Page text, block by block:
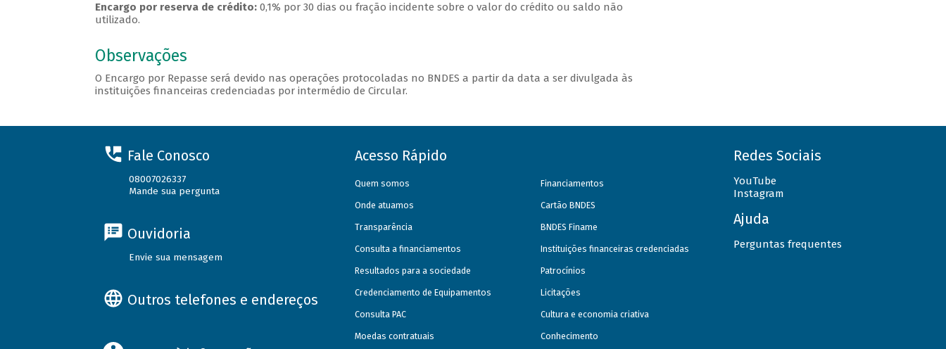
Encargo por reserva de crédito:0,1% por 30 dias ou fração incidente sobre o valor do crédito ou saldo não
utilizado.
Observações
O Encargo por Repasse será devido nas operações protocoladas no BNDES a partir da data a ser divulgada às
instituições financeiras credenciadas por intermédio de Circular.
Fale Conosco
08007026337
Mande sua pergunta
Ouvidoria
Envie sua mensagem
Outros telefones e endereços
Acesso Rápido
Quem somos
Onde atuamos
Transparência
Consulta a financiamentos
Resultados para a sociedade
Credenciamento de Equipamentos
Consulta PAC
Moedas contratuais
Financiamentos
Cartão BNDES
BNDES Finame
Instituições financeiras credenciadas
Patrocínios
Licitações
Cultura e economia criativa
Conhecimento
Redes Sociais
YouTube
Instagram
Ajuda
Perguntas frequentes